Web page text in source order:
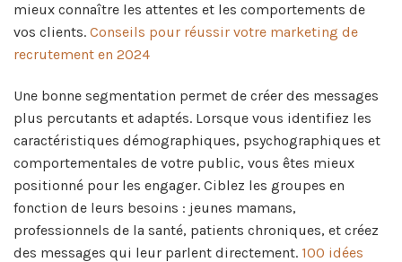
mieux connaître les attentes et les comportements de
vos clients. Conseils pour réussir votre marketing de
recrutement en 2024
Une bonne segmentation permet de créer des messages
plus percutants et adaptés. Lorsque vous identifiez les
caractéristiques démographiques, psychographiques et
comportementales de votre public, vous êtes mieux
positionné pour les engager. Ciblez les groupes en
fonction de leurs besoins : jeunes mamans,
professionnels de la santé, patients chroniques, et créez
des messages qui leur parlent directement. 100 idées